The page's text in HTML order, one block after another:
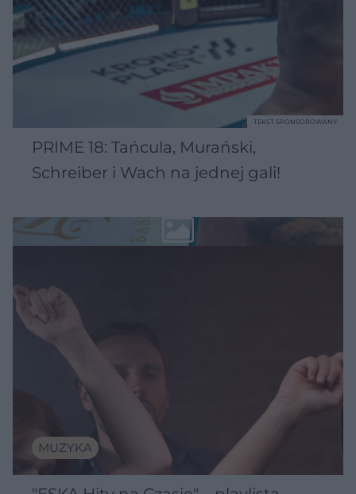
PRIME 18: Tańcula, Murański,
Schreiber i Wach na jednej gali!
TEKST SPONSOROWANY
MUZYKA